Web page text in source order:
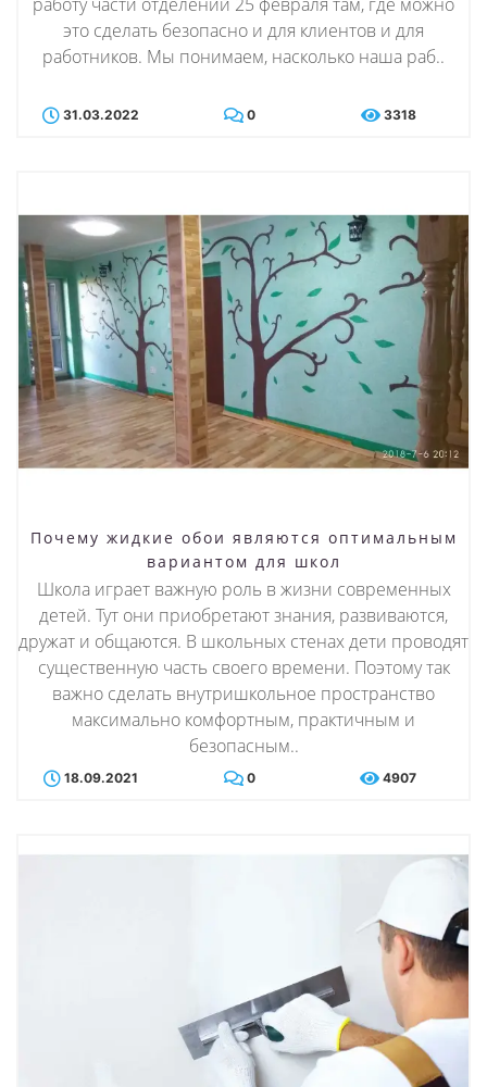
это сделать безопасно и для клиентов и для
работников. Мы понимаем, насколько наша раб..
31.03.2022 0 3318
Почему жидкие обои являются оптимальным
вариантом для школ
Школа играет важную роль в жизни современных
детей. Тут они приобретают знания, развиваются,
дружат и общаются. В школьных стенах дети проводят
существенную часть своего времени. Поэтому так
важно сделать внутришкольное пространство
максимально комфортным, практичным и
безопасным..
18.09.2021 0 4907